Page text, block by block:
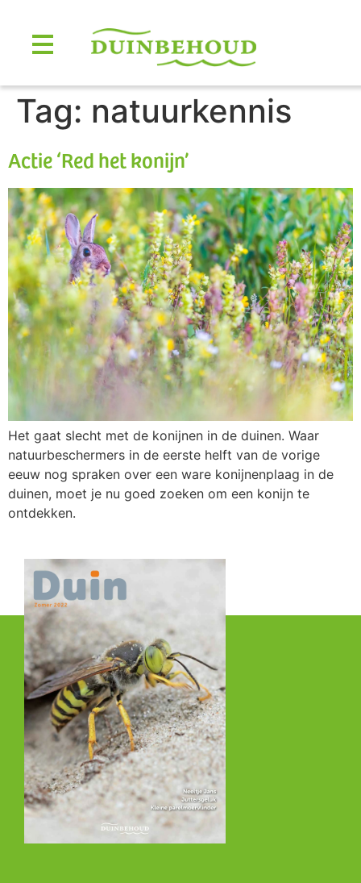
Tag: natuurkennis
Actie ‘Red het konijn’
Het gaat slecht met de konijnen in de duinen. Waar
natuurbeschermers in de eerste helft van de vorige
eeuw nog spraken over een ware konijnenplaag in de
duinen, moet je nu goed zoeken om een konijn te
ontdekken.